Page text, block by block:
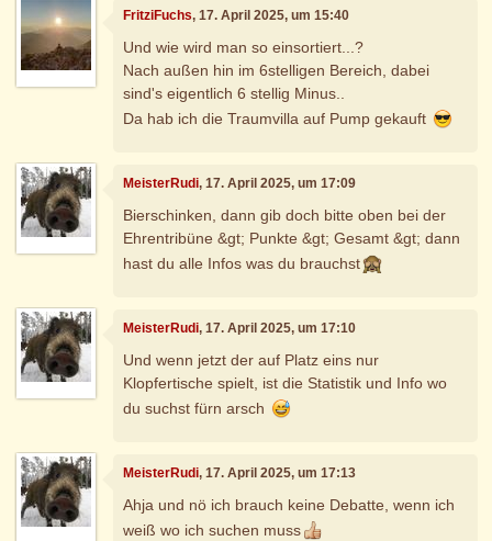
FritziFuchs, 17. April 2025, um 15:40
Und wie wird man so einsortiert...?
Nach außen hin im 6stelligen Bereich, dabei
sind's eigentlich 6 stellig Minus..
Da hab ich die Traumvilla auf Pump gekauft
MeisterRudi, 17. April 2025, um 17:09
Bierschinken, dann gib doch bitte oben bei der
Ehrentribüne &gt; Punkte &gt; Gesamt &gt; dann
hast du alle Infos was du brauchst
MeisterRudi, 17. April 2025, um 17:10
Und wenn jetzt der auf Platz eins nur
Klopfertische spielt, ist die Statistik und Info wo
du suchst fürn arsch
MeisterRudi, 17. April 2025, um 17:13
Ahja und nö ich brauch keine Debatte, wenn ich
weiß wo ich suchen muss